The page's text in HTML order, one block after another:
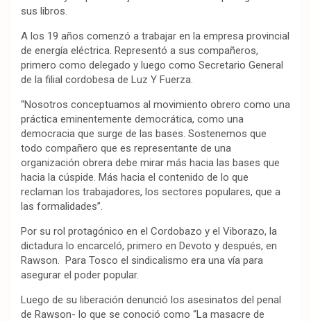
sus libros.
A los 19 años comenzó a trabajar en la empresa provincial
de energía eléctrica. Representó a sus compañeros,
primero como delegado y luego como Secretario General
de la filial cordobesa de Luz Y Fuerza.
“Nosotros conceptuamos al movimiento obrero como una
práctica eminentemente democrática, como una
democracia que surge de las bases. Sostenemos que
todo compañero que es representante de una
organización obrera debe mirar más hacia las bases que
hacia la cúspide. Más hacia el contenido de lo que
reclaman los trabajadores, los sectores populares, que a
las formalidades”.
Por su rol protagónico en el Cordobazo y el Viborazo, la
dictadura lo encarceló, primero en Devoto y después, en
Rawson. Para Tosco el sindicalismo era una vía para
asegurar el poder popular.
Luego de su liberación denunció los asesinatos del penal
de Rawson- lo que se conoció como “La masacre de